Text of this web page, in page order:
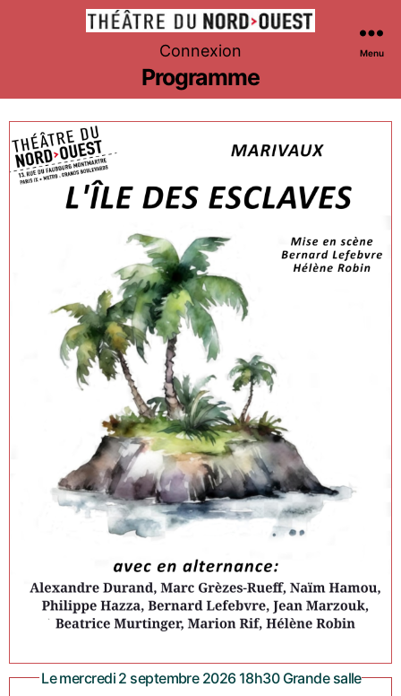
Théâtre
du
Nord-
Ouest
Connexion Menu
Programme
Le mercredi 2 septembre 2026 18h30 Grande salle